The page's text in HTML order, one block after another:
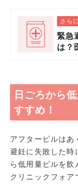
さら
緊急
は？
日ごろから
すすめ！
アフターピルはあ
避妊に失敗した時
ら低用量ピルを飲
クリニックフォア